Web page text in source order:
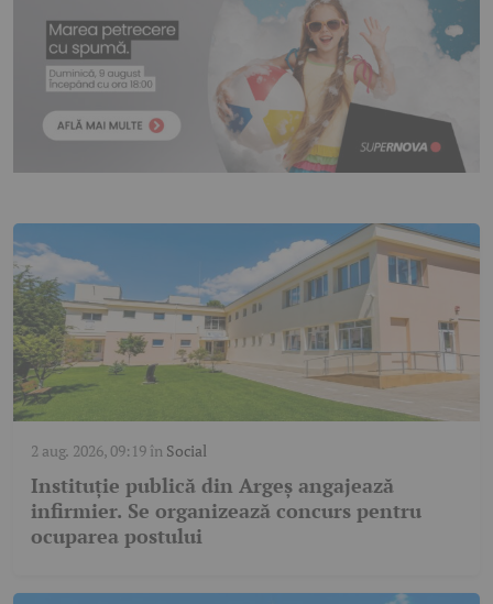
2 aug. 2026, 09:19în Social
Instituție publică din Argeș angajează
infirmier. Se organizează concurs pentru
ocuparea postului